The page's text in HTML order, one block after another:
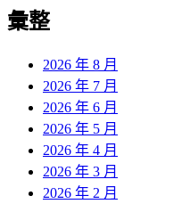
彙整
2026 年 8 月
2026 年 7 月
2026 年 6 月
2026 年 5 月
2026 年 4 月
2026 年 3 月
2026 年 2 月